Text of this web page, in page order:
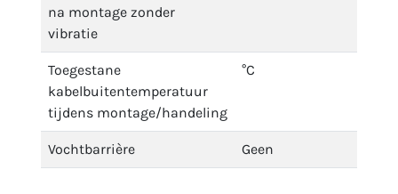
na montage zonder
vibratie
Toegestane
kabelbuitentemperatuur
tijdens montage/handeling
°C
Vochtbarrière Geen